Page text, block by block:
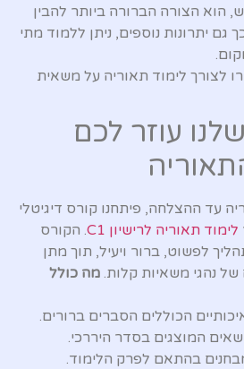
הוא הצורה הברורה ביותר להבין
גם יתרונות נוספים, ניתן ללמוד מתי
לצורך לימוד תאוריה על משאית
עוזר לכם
עד ההצלחה, פיתחנו קורס דיגיטלי
לימוד תאוריה לרישיון C1
. הקורס
לפשוט, ברור ויעיל, תוך מתן
של נהגי משאיות קלות. מה כולל
הכוללים הסברים ברורים.
המוצגים בסדר היררכי.
בהתאם לפרק הלימוד.